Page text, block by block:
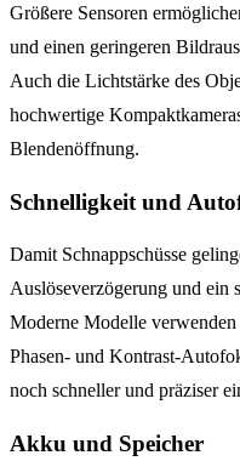
Größere Sensoren
und einen geringeren
Auch die Lichtstärke des
hochwertige
Blendenöffnung.
Schnelligkeit und
Damit Schnappschüsse
Auslöseverzögerung und ein
Moderne Modelle
Phasen- und Kontrast-
noch schneller und präziser
Akku und Speicher